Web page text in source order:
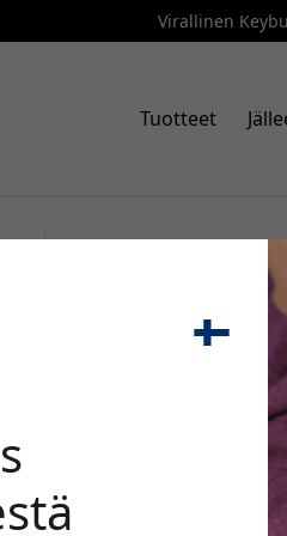
Virallinen
Tuotteet
Tuotenumero:
KeyBudz
joka tukee